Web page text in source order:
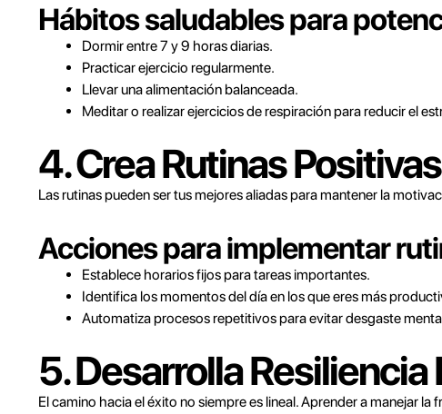
Hábitos saludables para
Dormir entre 7 y 9 horas diarias.
Practicar ejercicio regularmente.
Llevar una alimentación balanceada.
Meditar o realizar ejercicios de respiración para reducir el
4. Crea Rutinas Positivas
Las rutinas pueden ser tus mejores aliadas para mantener la
Acciones para implementar
Establece horarios fijos para tareas importantes.
Identifica los momentos del día en los que eres más
Automatiza procesos repetitivos para evitar desgaste
5. Desarrolla Resiliencia
El camino hacia el éxito no siempre es lineal. Aprender a manejar